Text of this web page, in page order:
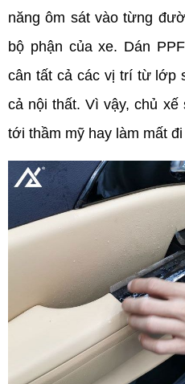
năng ôm sát vào từng
bộ phận của xe. Dán
cân tất cả các vị trí từ lớp
cả nội thất. Vì vậy, chủ
tới thầm mỹ hay làm mất